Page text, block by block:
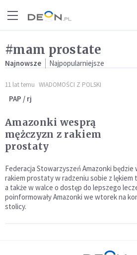
#mam prostate
Najnowsze Najpopularniejsze
11 lat temu WIADOMOŚCI Z POLSKI
PAP / rj
Amazonki wesprą
mężczyzn z rakiem
prostaty
Federacja Stowarzyszeń Amazonki będzie
rakiem prostaty w radzeniu sobie z
a także w walce o dostęp do lepszego
poinformowały Amazonki we wtorek na
stolicy.